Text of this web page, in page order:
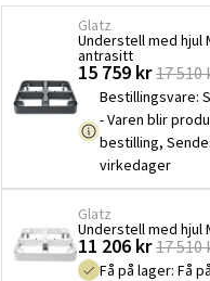
Glatz
Understell med hjul
antrasitt
15 759 kr 17 510
Bestillingsvare:
- Varen blir
bestilling,
virkedager
Glatz
Understell med hjul
11 206 kr 17 510
Få på lager: Få